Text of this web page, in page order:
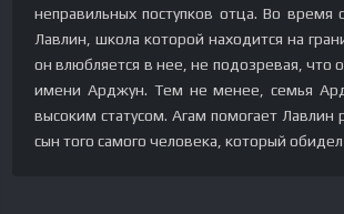
неправильных поступков отца. Во
Лавлин, школа которой находится на
он влюбляется в нее, не подозревая, что
имени Арджун. Тем не менее, семья
высоким статусом. Агам помогает
сын того самого человека, который